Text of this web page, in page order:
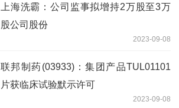
上海洗霸：公司监事拟增持2万股至3万
股公司股份
2023-09-08
联邦制药(03933)：集团产品TUL01101
片获临床试验默示许可
2023-09-08